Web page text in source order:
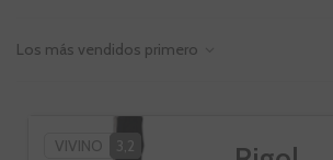
Los más vendidos primero
VIVINO 3,2